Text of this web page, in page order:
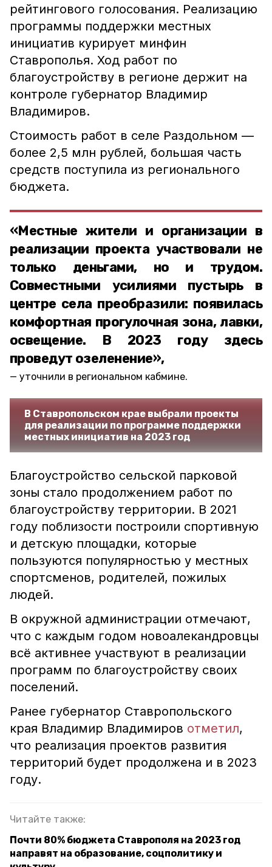
рейтингового голосования. Реализацию
программы поддержки местных
инициатив курирует минфин
Ставрополья. Ход работ по
благоустройству в регионе держит на
контроле губернатор Владимир
Владимиров.
Стоимость работ в селе Раздольном —
более 2,5 млн рублей, большая часть
средств поступила из регионального
бюджета.
«Местные жители и организации в
реализации проекта участвовали не
только деньгами, но и трудом.
Совместными усилиями пустырь в
центре села преобразили: появилась
комфортная прогулочная зона, лавки,
освещение. В 2023 году здесь
проведут озеленение»,
уточнили в региональном кабмине.
В Ставропольском крае выбрали проекты
для реализации по программе поддержки
местных инициатив на 2023 год
Благоустройство сельской парковой
зоны стало продолжением работ по
благоустройству территории. В 2021
году поблизости построили спортивную
и детскую площадки, которые
пользуются популярностью у местных
спортсменов, родителей, пожилых
людей.
В окружной администрации отмечают,
что с каждым годом новоалекандровцы
всё активнее участвуют в реализации
программ по благоустройству своих
поселений.
Ранее губернатор Ставропольского
края Владимир Владимиров отметил,
что реализация проектов развития
территорий будет продолжена и в 2023
году.
Читайте также:
Почти 80% бюджета Ставрополя на 2023 год
направят на образование, соцполитику и